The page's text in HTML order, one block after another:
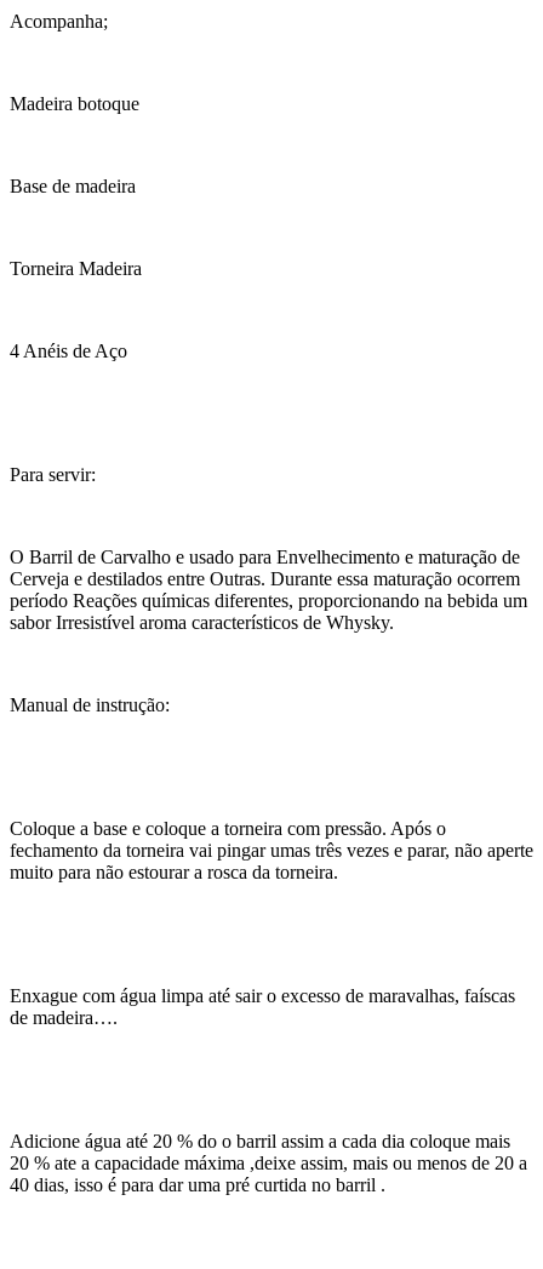
Acompanha;
Madeira botoque
Base de madeira
Torneira Madeira
4 Anéis de Aço
Para servir:
O Barril de Carvalho e usado para Envelhecimento e maturação de
Cerveja e destilados entre Outras. Durante essa maturação ocorrem
período Reações químicas diferentes, proporcionando na bebida um
sabor Irresistível aroma característicos de Whysky.
Manual de instrução:
Coloque a base e coloque a torneira com pressão. Após o
fechamento da torneira vai pingar umas três vezes e parar, não aperte
muito para não estourar a rosca da torneira.
Enxague com água limpa até sair o excesso de maravalhas, faíscas
de madeira….
Adicione água até 20 % do o barril assim a cada dia coloque mais
20 % ate a capacidade máxima ,deixe assim, mais ou menos de 20 a
40 dias, isso é para dar uma pré curtida no barril .